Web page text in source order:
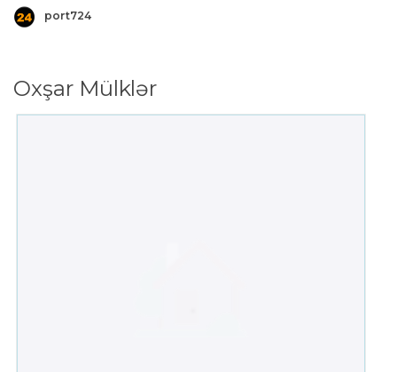
port724
Oxşar Mülklər